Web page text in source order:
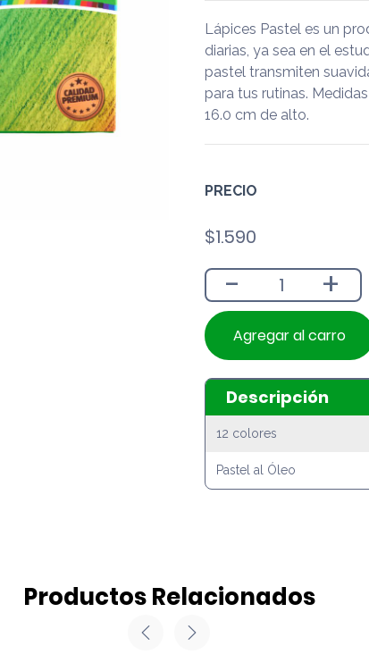
Lápices Pastel es un
diarias, ya sea en el
pastel transmiten
para tus rutinas.
16.0 cm de alto.
PRECIO
$1.590
- +
Agregar al carro
Descripción
12 colores
Pastel al Óleo
Productos Relacionados